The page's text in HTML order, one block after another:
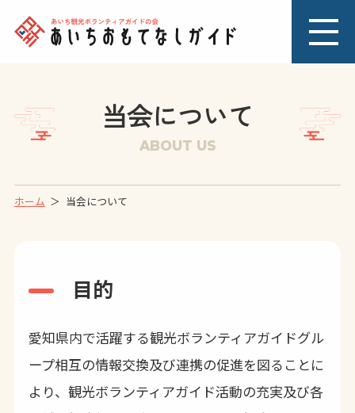
当会について
ABOUT US
ホーム 当会について
目的
愛知県内で活躍する観光ボランティアガイドグル
ープ相互の情報交換及び連携の促進を図ることに
より、観光ボランティアガイド活動の充実及び各